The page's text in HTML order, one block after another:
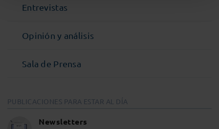
Entrevistas
Opinión y análisis
Sala de Prensa
PUBLICACIONES PARA ESTAR AL DÍA
Newsletters